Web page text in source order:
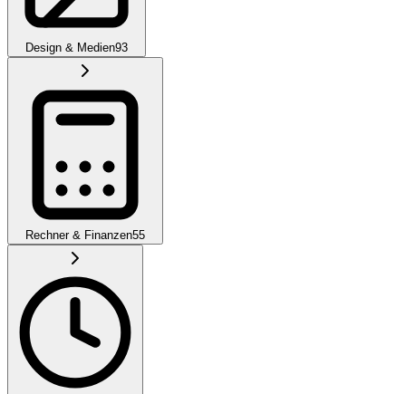
Design & Medien93
Rechner & Finanzen55